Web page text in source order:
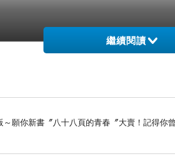
繼續閱讀
願你新書〞八十八頁的青春〞大賣！記得